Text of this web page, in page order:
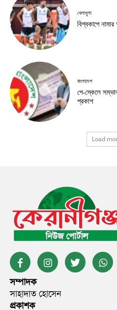
খেলাধুলা
বিশ্বকাপে নামার
বাংলাদেশ
পে-স্কেলে
প্রকাশ
Load
সম্পাদক
সাহাদাত হোসেন
প্রকাশক